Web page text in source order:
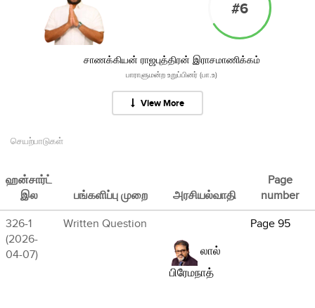
#6
சாணக்கியன் ராஜபுத்திரன் இராசமாணிக்கம்
பாராளுமன்ற உறுப்பினர் (பா.உ)
View More
செயற்பாடுகள்
ஹன்சார்ட்
இல
பங்களிப்பு முறை அரசியல்வாதி
Page
number
326-1
(2026-
04-07)
Written Question
லால்
பிரேமநாத்
Page 95